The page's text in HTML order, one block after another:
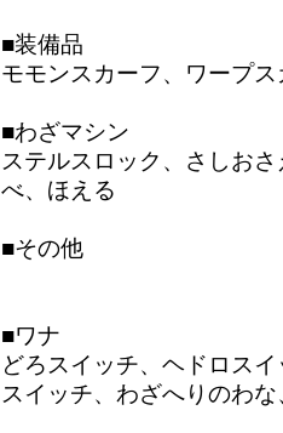
■装備品
モモンスカーフ、ワープス
■わざマシン
ステルスロック、さしお
べ、ほえる
■その他
■ワナ
どろスイッチ、ヘドロス
スイッチ、わざへりのわ